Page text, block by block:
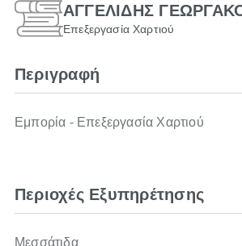
ΑΓΓΕΛΙΔΗΣ
Επεξεργασία Χαρτιού
Περιγραφή
Εμπορία - Επεξεργασία Χαρτιού
Περιοχές Εξυπηρέτησης
Μεσσάτιδα